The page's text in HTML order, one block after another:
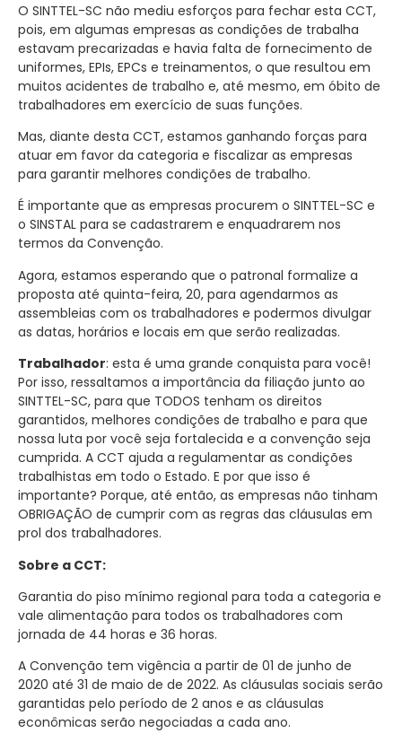
O SINTTEL-SC não mediu esforços para fechar esta CCT,
pois, em algumas empresas as condições de trabalha
estavam precarizadas e havia falta de fornecimento de
uniformes, EPIs, EPCs e treinamentos, o que resultou em
muitos acidentes de trabalho e, até mesmo, em óbito de
trabalhadores em exercício de suas funções.
Mas, diante desta CCT, estamos ganhando forças para
atuar em favor da categoria e fiscalizar as empresas
para garantir melhores condições de trabalho.
É importante que as empresas procurem o SINTTEL-SC e
o SINSTAL para se cadastrarem e enquadrarem nos
termos da Convenção.
Agora, estamos esperando que o patronal formalize a
proposta até quinta-feira, 20, para agendarmos as
assembleias com os trabalhadores e podermos divulgar
as datas, horários e locais em que serão realizadas.
Trabalhador: esta é uma grande conquista para você!
Por isso, ressaltamos a importância da filiação junto ao
SINTTEL-SC, para que TODOS tenham os direitos
garantidos, melhores condições de trabalho e para que
nossa luta por você seja fortalecida e a convenção seja
cumprida. A CCT ajuda a regulamentar as condições
trabalhistas em todo o Estado. E por que isso é
importante? Porque, até então, as empresas não tinham
OBRIGAÇÃO de cumprir com as regras das cláusulas em
prol dos trabalhadores.
Sobre a CCT:
Garantia do piso mínimo regional para toda a categoria e
vale alimentação para todos os trabalhadores com
jornada de 44 horas e 36 horas.
A Convenção tem vigência a partir de 01 de junho de
2020 até 31 de maio de de 2022. As cláusulas sociais serão
garantidas pelo período de 2 anos e as cláusulas
econômicas serão negociadas a cada ano.